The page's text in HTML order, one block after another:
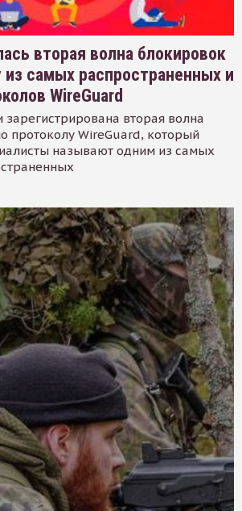
вторая волна блокировок
из самых распространенных и
WireGuard
зарегистрирована вторая волна
протоколу WireGuard, который
называют одним из самых